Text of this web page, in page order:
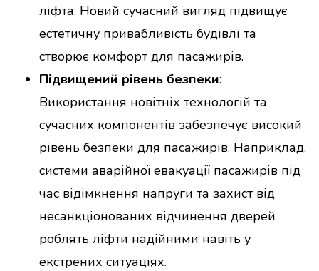
ліфта. Новий сучасний вигляд підвищує
естетичну привабливість будівлі та
створює комфорт для пасажирів.
Підвищений рівень безпеки:
Використання новітніх технологій та
сучасних компонентів забезпечує високий
рівень безпеки для пасажирів. Наприклад,
системи аварійної евакуації пасажирів під
час відімкнення напруги та захист від
несанкціонованих відчинення дверей
роблять ліфти надійними навіть у
екстрених ситуаціях.